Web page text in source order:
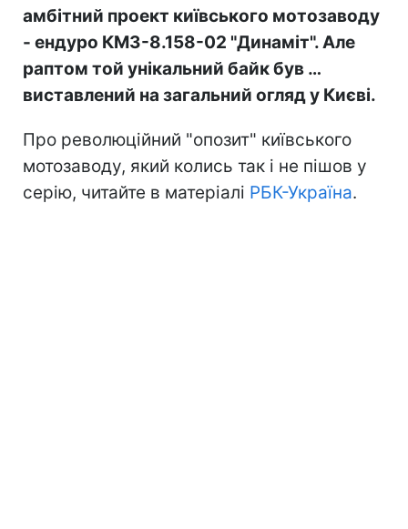
амбітний проект київського мотозаводу
- ендуро КМЗ-8.158-02 "Динаміт". Але
раптом той унікальний байк був …
виставлений на загальний огляд у Києві.
Про революційний "опозит" київського
мотозаводу, який колись так і не пішов у
серію, читайте в матеріалі РБК-Україна.